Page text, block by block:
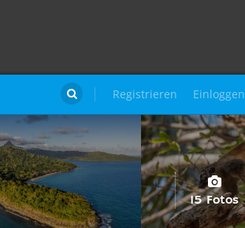
Registrieren Einloggen

15 Fotos